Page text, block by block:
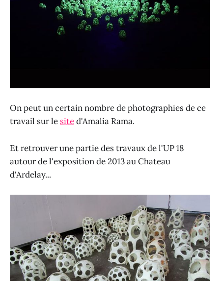
On peut un certain nombre de photographies de ce
travail sur le sited'Amalia Rama.
Et retrouver une partie des travaux de l'UP 18
autour de l'exposition de 2013 au Chateau
d'Ardelay...